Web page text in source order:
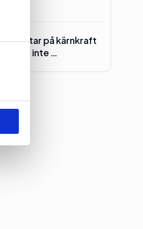
röstar på kärnkraft
att den inte …